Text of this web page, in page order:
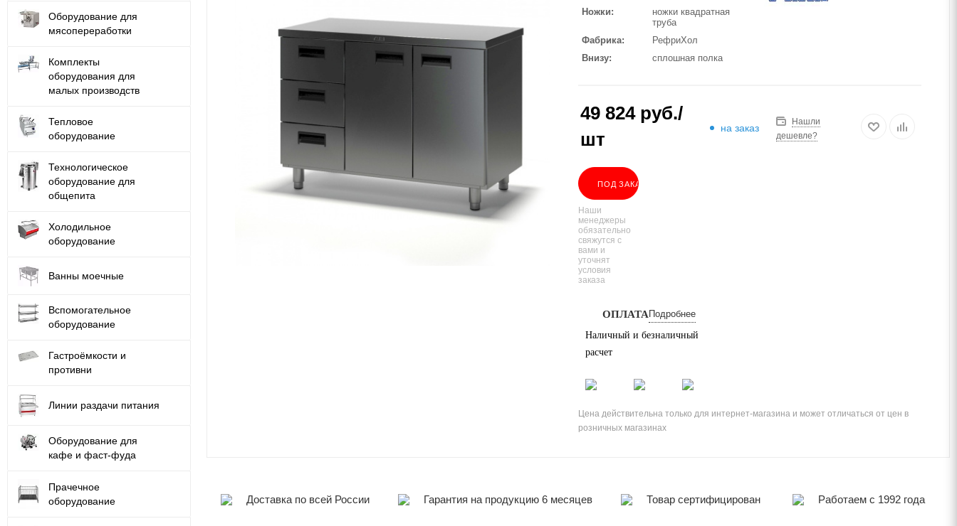
Ножки
ножки квадратная
труба
Фабрика
РефриХол
Внизу
сплошная полка
49 824руб./
шт
на заказ
Нашли
дешевле?
ПОД ЗАКАЗ
Наши
менеджеры
обязательно
свяжутся с
вами и
уточнят
условия
заказа
ОПЛАТА Подробнее
Наличный и безналичный
расчет
Цена действительна только для интернет-магазина и может отличаться от цен в
розничных магазинах
Доставка по всей России Гарантия на продукцию 6 месяцев Товар сертифицирован Работаем с 1992 года
Оборудование для
мясопереработки
Комплекты
оборудования для
малых производств
Тепловое
оборудование
Технологическое
оборудование для
общепита
Холодильное
оборудование
Ванны моечные
Вспомогательное
оборудование
Гастроёмкости и
противни
Линии раздачи питания
Оборудование для
кафе и фаст-фуда
Прачечное
оборудование